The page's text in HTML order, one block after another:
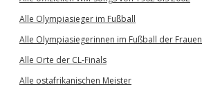
Alle Olympiasieger im Fußball
Alle Olympiasiegerinnen im Fußball der Frauen
Alle Orte der CL-Finals
Alle ostafrikanischen Meister